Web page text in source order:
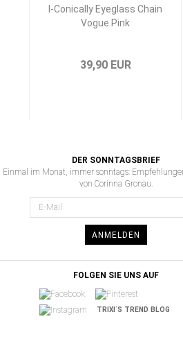
I-Conically Eyeglass Chain
Vogue Pink
39,90 EUR
DER SONNTAGSBRIEF
Einmal im Monat, immer sonntags:
von Corinna Gronau.
ANMELDEN
FOLGEN SIE UNS AUF
TRIXI´S TREND BLOG